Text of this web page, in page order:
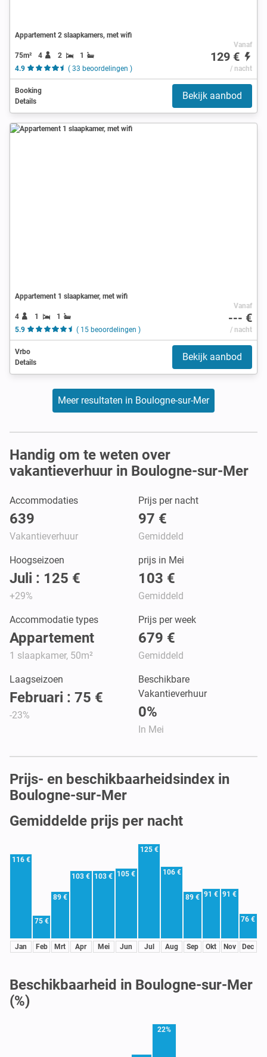
Appartement 2 slaapkamers, met wifi
75m² 4 2
1
4.9
( 33 beoordelingen )
Vanaf
129 €
/ nacht
Booking
Details
Bekijk aanbod
Appartement 1 slaapkamer, met wifi
4 1
1
5.9
( 15 beoordelingen )
Vanaf
--- €
/ nacht
Vrbo
Details
Bekijk aanbod
Meer resultaten in Boulogne-sur-Mer
Handig om te weten over
vakantieverhuur in Boulogne-sur-Mer
Accommodaties
639
Vakantieverhuur
Prijs per nacht
97 €
Gemiddeld
Hoogseizoen
Juli : 125 €
+29%
prijs in Mei
103 €
Gemiddeld
Accommodatie types
Appartement
1 slaapkamer, 50m²
Prijs per week
679 €
Gemiddeld
Laagseizoen
Februari : 75 €
-23%
Beschikbare
Vakantieverhuur
0%
In Mei
Prijs- en beschikbaarheidsindex in
Boulogne-sur-Mer
Gemiddelde prijs per nacht
116 €
Jan
75 €
Feb
89 €
Mrt
103 €
Apr
103 €
Mei
105 €
Jun
125 €
Jul
106 €
Aug
89 €
Sep
91 €
Okt
91 €
Nov
76 €
Dec
Beschikbaarheid in Boulogne-sur-Mer
(%)
22%